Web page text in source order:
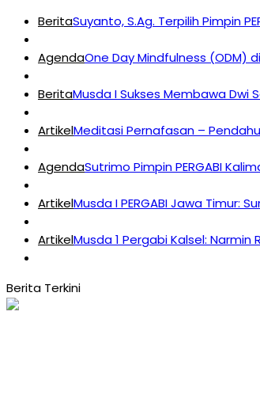
BeritaSuyanto, S.Ag. Terpilih Pimpin
AgendaOne Day Mindfulness (ODM)
BeritaMusda I Sukses Membawa Dwi
ArtikelMeditasi Pernafasan –
AgendaSutrimo Pimpin PERGABI
ArtikelMusda I PERGABI Jawa Timur:
ArtikelMusda 1 Pergabi Kalsel: